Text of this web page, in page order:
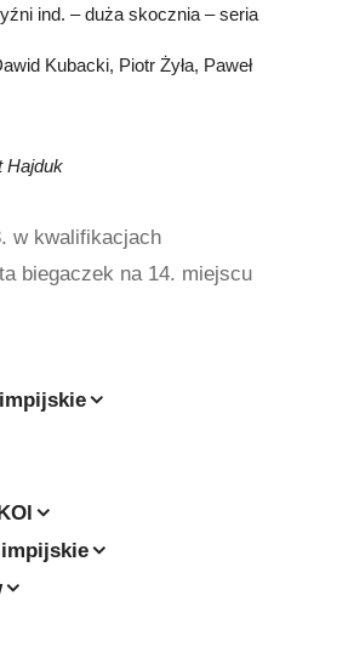
ind. – duża skocznia – seria
Kubacki, Piotr Żyła, Paweł
Hajduk
w kwalifikacjach
biegaczek na 14. miejscu